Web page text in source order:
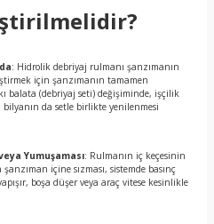
: Hidrolik debriyaj rulmanı şanzımanın
için şanzımanın tamamen
balata (debriyaj seti) değişiminde, işçilik
da setle birlikte yenilenmesi
Yumuşaması: Rulmanın iç keçesinin
içine sızması, sistemde basınç
boşa düşer veya araç vitese kesinlikle